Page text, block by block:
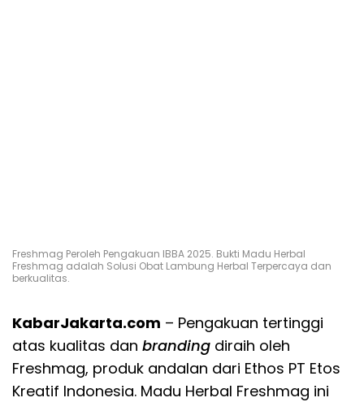
Freshmag Peroleh Pengakuan IBBA 2025. Bukti Madu Herbal
Freshmag adalah Solusi Obat Lambung Herbal Terpercaya dan
berkualitas.
KabarJakarta.com – Pengakuan tertinggi
atas kualitas dan branding diraih oleh
Freshmag, produk andalan dari Ethos PT Etos
Kreatif Indonesia. Madu Herbal Freshmag ini